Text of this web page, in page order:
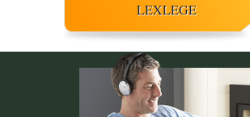
LEXLEGE